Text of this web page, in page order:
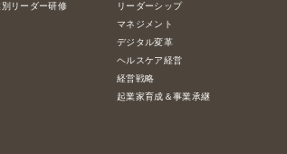
リーダー研修
リーダーシップ
マネジメント
デジタル変革
ヘルスケア経営
経営戦略
起業家育成＆事業承継